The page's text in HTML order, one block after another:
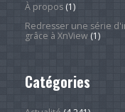
À propos(1)
Redresser une série
grâce à XnView(1)
Catégories